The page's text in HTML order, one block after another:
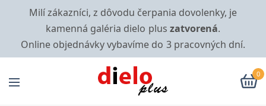
Milí zákazníci, z dôvodu čerpania dovolenky, je
kamenná galéria dielo plus zatvorená.
Online objednávky vybavíme do 3 pracovných dní.
0